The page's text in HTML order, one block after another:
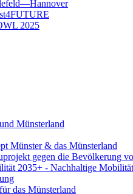
2025
Münsterland
Münster & das Münsterland
gegen die Bevölkerung
2035+ - Nachhaltige
das Münsterland